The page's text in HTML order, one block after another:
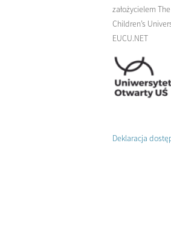
założycielem
Children’s
EUCU.NET
Deklaracja